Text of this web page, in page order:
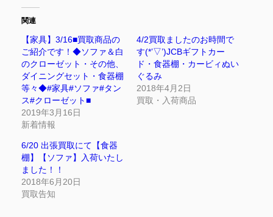
関連
【家具】3/16■買取商品の
ご紹介です！◆ソファ＆白
のクローゼット・その他、
ダイニングセット・食器棚
等々◆#家具#ソファ#タン
ス#クローゼット■
2019年3月16日
新着情報
4/2買取ましたのお時間で
す(*’▽’)JCBギフトカー
ド・食器棚・カービィぬい
ぐるみ
2018年4月2日
買取・入荷商品
6/20 出張買取にて【食器
棚】【ソファ】入荷いたし
ました！！
2018年6月20日
買取告知